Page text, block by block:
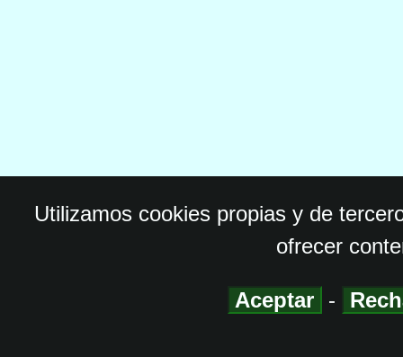
Utilizamos cookies propias y de
ofrecer
Aceptar -